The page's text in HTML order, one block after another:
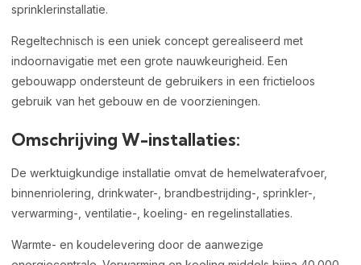
sprinklerinstallatie.
Regeltechnisch is een uniek concept gerealiseerd met
indoornavigatie met een grote nauwkeurigheid. Een
gebouwapp ondersteunt de gebruikers in een frictieloos
gebruik van het gebouw en de voorzieningen.
Omschrijving W-installaties:
De werktuigkundige installatie omvat de hemelwaterafvoer,
binnenriolering, drinkwater-, brandbestrijding-, sprinkler-,
verwarming-, ventilatie-, koeling- en regelinstallaties.
Warmte- en koudelevering door de aanwezige